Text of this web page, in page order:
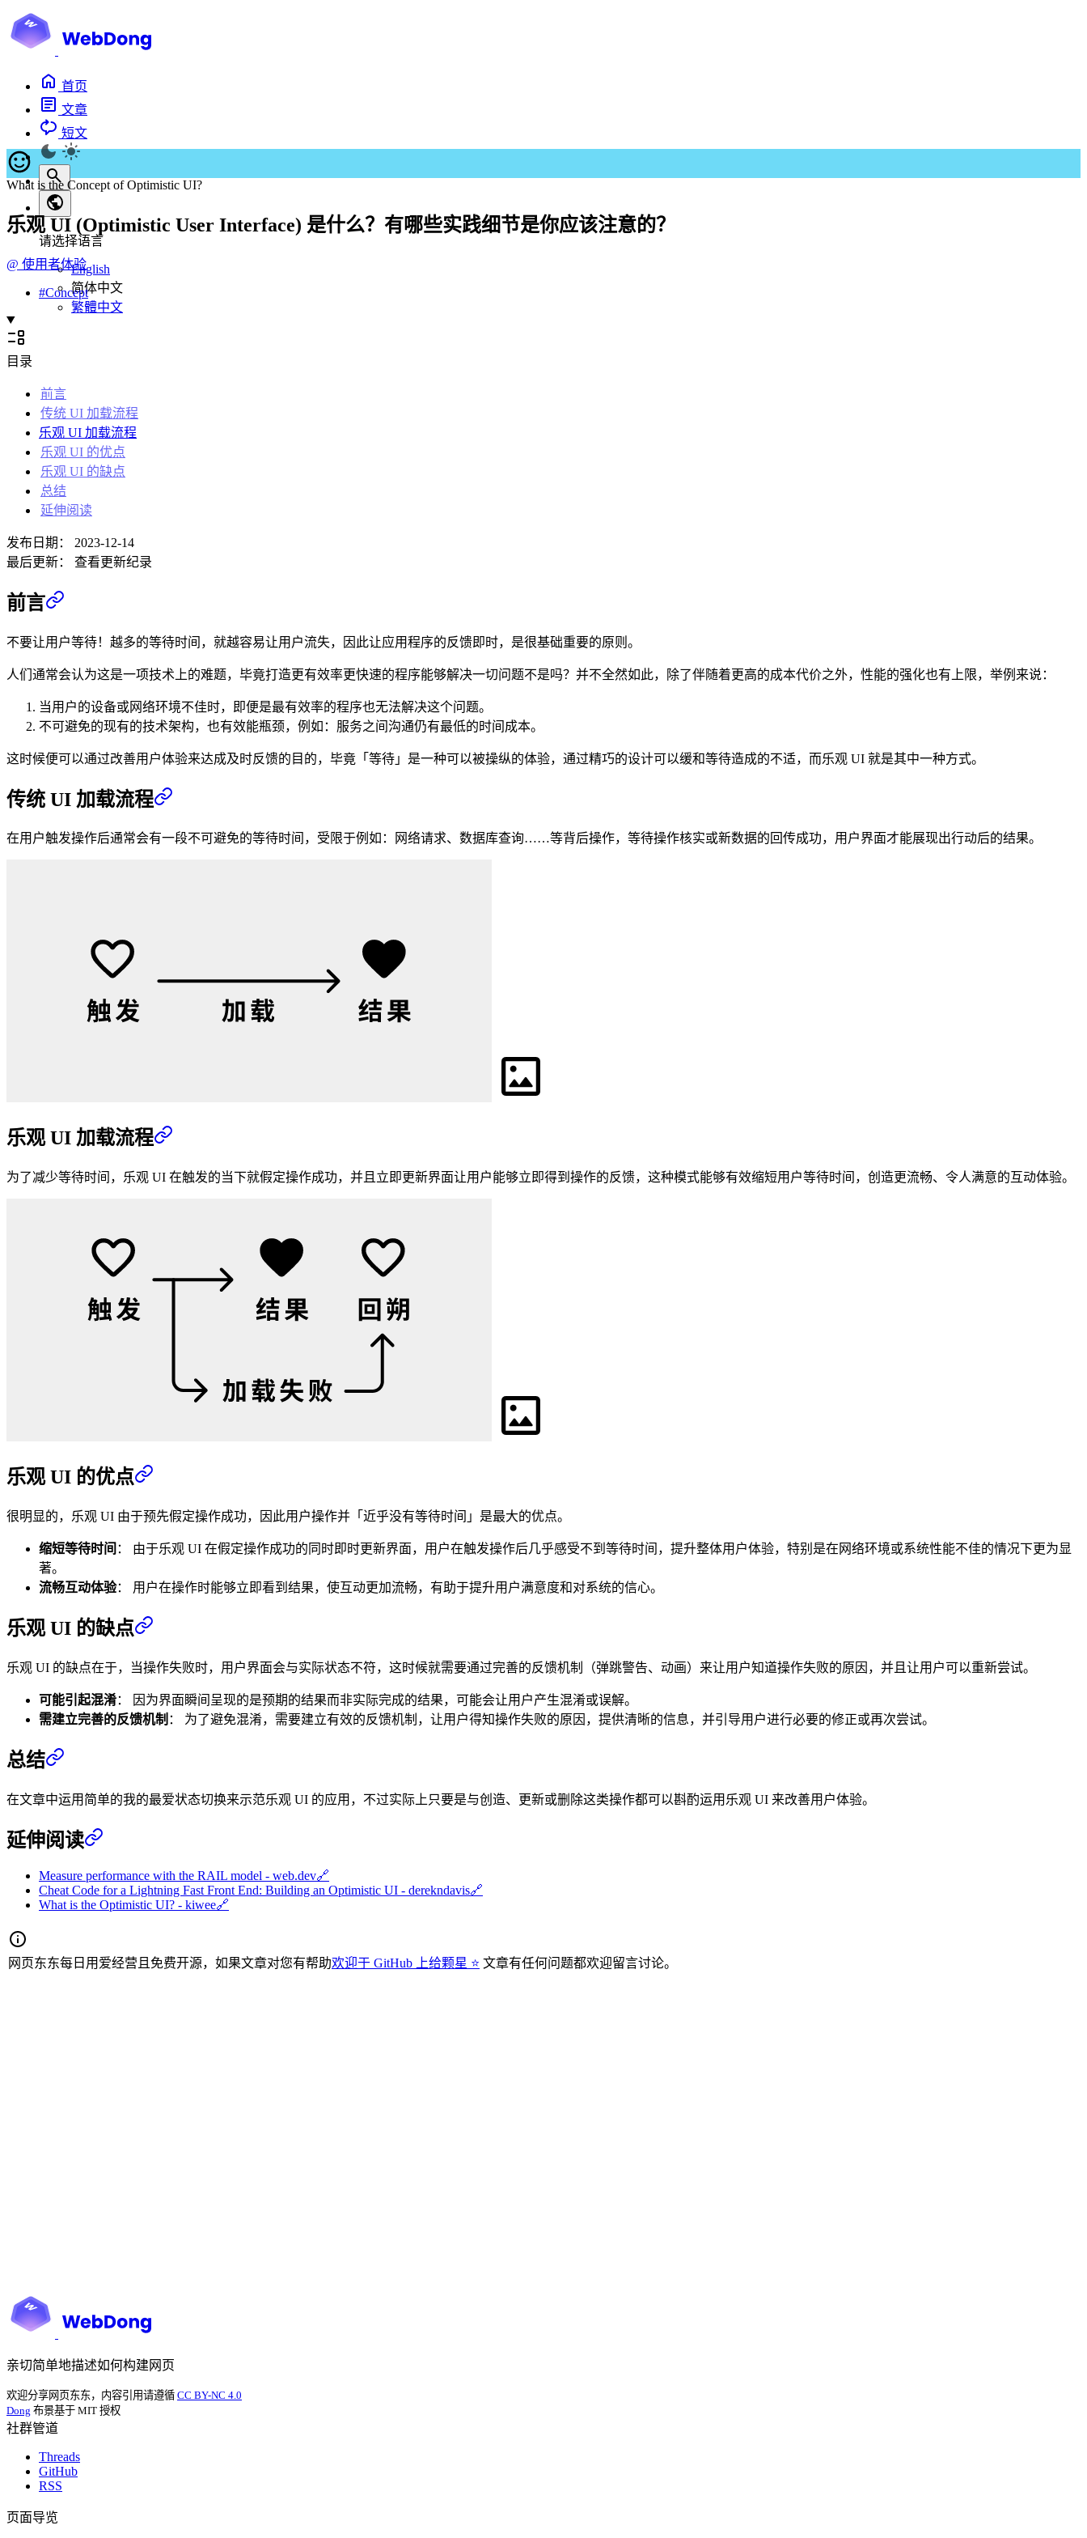
首页
文章
短文
请选择语言
English
简体中文
繁體中文
What is the Concept of Optimistic UI?
乐观 UI (Optimistic User Interface) 是什么？有哪些实践细节是你应该注意的？
@ 使用者体验
#Concept
目录
前言
传统 UI 加载流程
乐观 UI 加载流程
乐观 UI 的优点
乐观 UI 的缺点
总结
延伸阅读
发布日期： 2023-12-14
最后更新：
查看更新纪录
前言
不要让用户等待！越多的等待时间，就越容易让用户流失，因此让应用程序的反馈即时，是很基础重要的原则。
人们通常会认为这是一项技术上的难题，毕竟打造更有效率更快速的程序能够解决一切问题不是吗？并不全然如此，除了伴随着更高的成本代价之外，性能的强化也有上限，举例来说：
当用户的设备或网络环境不佳时，即便是最有效率的程序也无法解决这个问题。
不可避免的现有的技术架构，也有效能瓶颈，例如：服务之间沟通仍有最低的时间成本。
这时候便可以通过改善用户体验来达成及时反馈的目的，毕竟「等待」是一种可以被操纵的体验，通过精巧的设计可以缓和等待造成的不适，而乐观 UI 就是其中一种方式。
传统 UI 加载流程
在用户触发操作后通常会有一段不可避免的等待时间，受限于例如：网络请求、数据库查询……等背后操作，等待操作核实或新数据的回传成功，用户界面才能展现出行动后的结果。
乐观 UI 加载流程
为了减少等待时间，乐观 UI 在触发的当下就假定操作成功，并且立即更新界面让用户能够立即得到操作的反馈，这种模式能够有效缩短用户等待时间，创造更流畅、令人满意的互动体验。
乐观 UI 的优点
很明显的，乐观 UI 由于预先假定操作成功，因此用户操作并「近乎没有等待时间」是最大的优点。
缩短等待时间 ： 由于乐观 UI 在假定操作成功的同时即时更新界面，用户在触发操作后几乎感受不到等待时间，提升整体用户体验，特别是在网络环境或系统性能不佳的情况下更为显
著。
流畅互动体验： 用户在操作时能够立即看到结果，使互动更加流畅，有助于提升用户满意度和对系统的信心。
乐观 UI 的缺点
乐观 UI 的缺点在于，当操作失败时，用户界面会与实际状态不符，这时候就需要通过完善的反馈机制（弹跳警告、动画）来让用户知道操作失败的原因，并且让用户可以重新尝试。
可能引起混淆： 因为界面瞬间呈现的是预期的结果而非实际完成的结果，可能会让用户产生混淆或误解。
需建立完善的反馈机制 ： 为了避免混淆，需要建立有效的反馈机制，让用户得知操作失败的原因，提供清晰的信息，并引导用户进行必要的修正或再次尝试。
总结
在文章中运用简单的我的最爱状态切换来示范乐观 UI 的应用，不过实际上只要是与创造、更新或删除这类操作都可以斟酌运用乐观 UI 来改善用户体验。
延伸阅读
Measure performance with the RAIL model - web.dev🔗
Cheat Code for a Lightning Fast Front End: Building an Optimistic UI - derekndavis🔗
What is the Optimistic UI? - kiwee🔗
网页东东每日用爱经营且免费开源，如果文章对您有帮助欢迎于 GitHub 上给颗星 ⭐ 文章有任何问题都欢迎留言讨论。
亲切简单地描述如何构建网页
欢迎分享网页东东，内容引用请遵循 CC BY-NC 4.0
Dong 布景基于 MIT 授权
社群管道
Threads
GitHub
RSS
页面导览